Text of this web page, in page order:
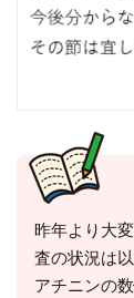
昨年より大
査の状況は
アチニンの